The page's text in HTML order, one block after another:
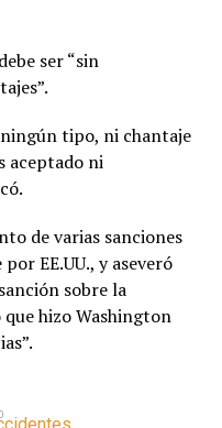
ser “sin
tipo, ni chantaje
aceptado ni
de varias sanciones
EE.UU., y aseveró
sobre la
hizo Washington